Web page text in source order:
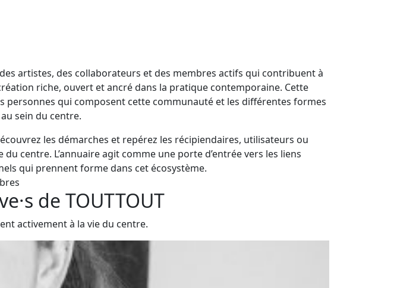
artistes, des collaborateurs et des membres actifs qui contribuent à
riche, ouvert et ancré dans la pratique contemporaine. Cette
personnes qui composent cette communauté et les différentes formes
sein du centre.
les démarches et repérez les récipiendaires, utilisateurs ou
du centre. L’annuaire agit comme une porte d’entrée vers les liens
qui prennent forme dans cet écosystème.
de TOUTTOUT
activement à la vie du centre.